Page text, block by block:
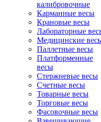
калибровочные
Карманные весы
Крановые весы
Лабораторные
Медицинские
Паллетные весы
Платформенные
весы
Стержневые весы
Счетные весы
Товарные весы
Торговые весы
Фасовочные весы